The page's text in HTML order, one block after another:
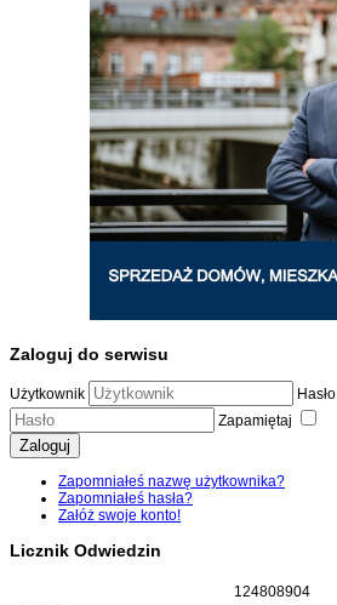
Zaloguj do serwisu
Użytkownik
Hasło
Zapamiętaj
Zaloguj
Zapomniałeś nazwę użytkownika?
Zapomniałeś hasła?
Załóż swoje konto!
Licznik Odwiedzin
124808904